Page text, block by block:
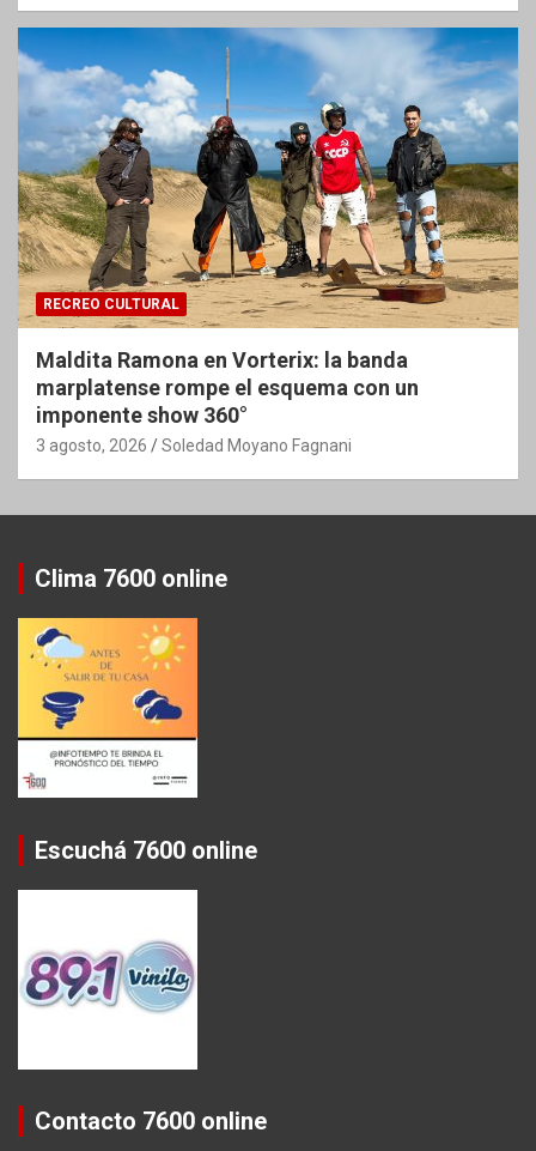
RECREO CULTURAL
Maldita Ramona en Vorterix: la banda
marplatense rompe el esquema con un
imponente show 360°
3 agosto, 2026 Soledad Moyano Fagnani
Clima 7600 online
Escuchá 7600 online
Contacto 7600 online